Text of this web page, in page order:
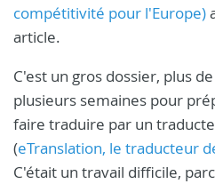
compétitivité pour l'Europe)
article.
C'est un gros dossier, plus
plusieurs semaines pour
faire traduire par un
(eTranslation, le traducteur
C'était un travail difficile,